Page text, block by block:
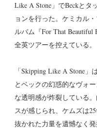
Like A Stone」でBeckと
ョンを行った。ケミカル
ルバム『For That Beautiful
全英ツアーを控えている。
「Skipping Like A Stone
とベックの幻惑的なヴォ
な透明感が炸裂している
スが感じられ、ケムズは
抜かれた力量を遺憾なく発